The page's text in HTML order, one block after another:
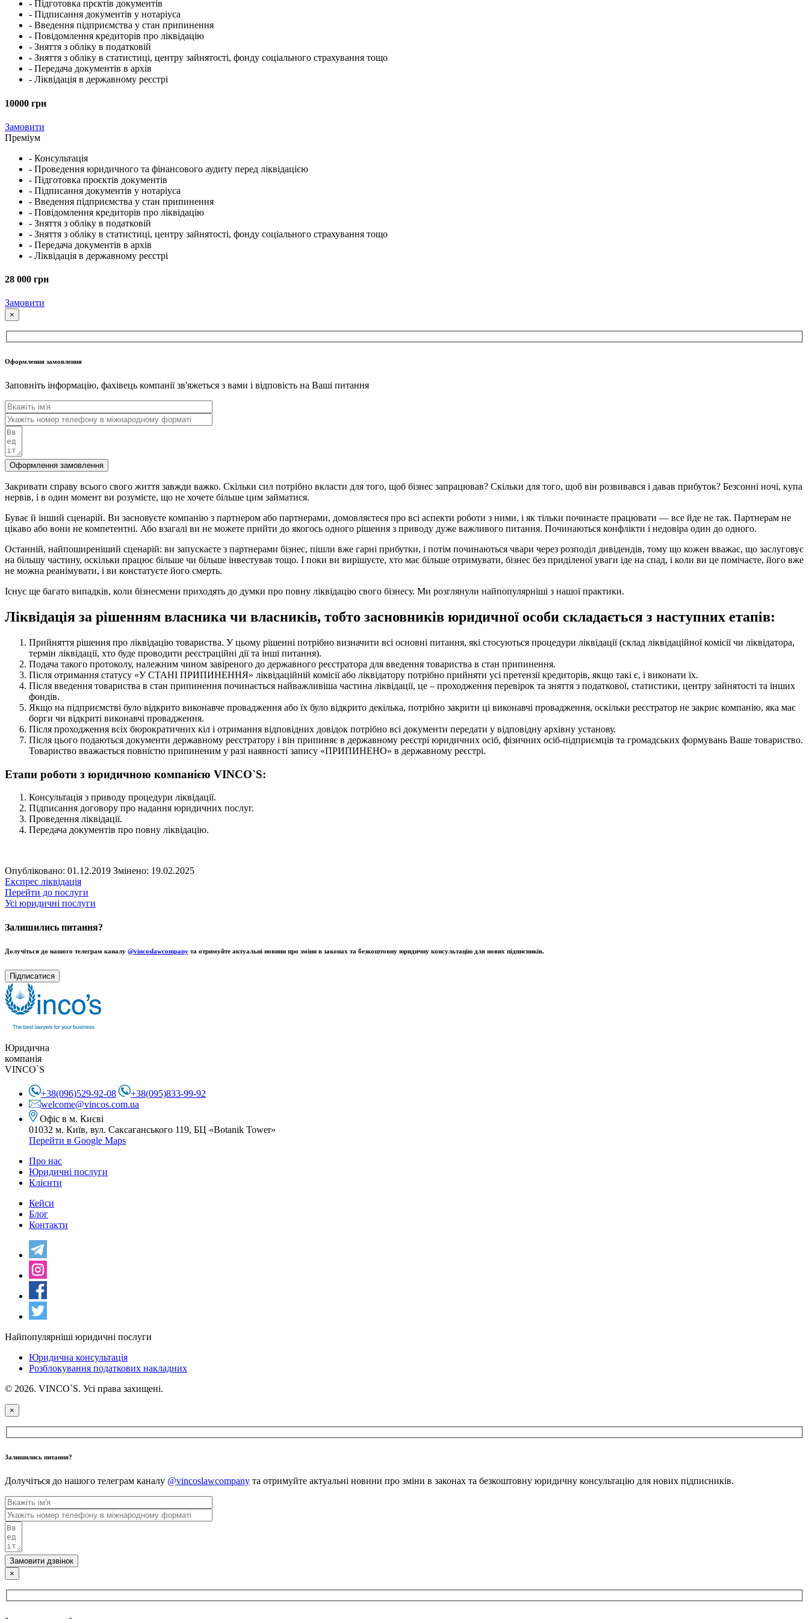
- Підготовка прєктів документів
- Підписання документів у нотаріуса
- Введення підприємства у стан припинення
- Повідомлення кредиторів про ліквідацію
- Зняття з обліку в податковій
- Зняття з обліку в статистиці, центру зайнятості, фонду соціального страхування тощо
- Передача документів в архів
- Ліквідація в державному реєстрі
10000 грн
Замовити
Преміум
- Консультація
- Проведення юридичного та фінансового аудиту перед ліквідацією
- Підготовка проєктів документів
- Підписання документів у нотаріуса
- Введення підприємства у стан припинення
- Повідомлення кредиторів про ліквідацію
- Зняття з обліку в податковій
- Зняття з обліку в статистиці, центру зайнятості, фонду соціального страхування тощо
- Передача документів в архів
- Ліквідація в державному реєстрі
28 000 грн
Замовити
×
Оформлення замовлення
Заповніть інформацію, фахівець компанії зв'яжеться з вами і відповість на Ваші питання
Оформлення замовлення
Закривати справу всього свого життя завжди важко. Скільки сил потрібно вкласти для того, щоб бізнес запрацював? Скільки для того, щоб він розвивався і давав прибуток? Безсонні ночі, купа
нервів, і в один момент ви розумієте, що не хочете більше цим займатися.
Буває й інший сценарій. Ви засновуєте компанію з партнером або партнерами, домовляєтеся про всі аспекти роботи з ними, і як тільки починаєте працювати — все йде не так. Партнерам не
цікаво або вони не компетентні. Або взагалі ви не можете прийти до якогось одного рішення з приводу дуже важливого питання. Починаються конфлікти і недовіра один до одного.
Останній, найпоширеніший сценарій: ви запускаєте з партнерами бізнес, пішли вже гарні прибутки, і потім починаються чвари через розподіл дивідендів, тому що кожен вважає, що заслуговує
на більшу частину, оскільки працює більше чи більше інвестував тощо. І поки ви вирішуєте, хто має більше отримувати, бізнес без приділеної уваги іде на спад, і коли ви це помічаєте, його вже
не можна реанімувати, і ви констатуєте його смерть.
Існує ще багато випадків, коли бізнесмени приходять до думки про повну ліквідацію свого бізнесу. Ми розглянули найпопулярніші з нашої практики.
Ліквідація за рішенням власника чи власників, тобто засновників юридичної особи складається з наступних етапів:
Прийняття рішення про ліквідацію товариства. У цьому рішенні потрібно визначити всі основні питання, які стосуються процедури ліквідації (склад ліквідаційної комісії чи ліквідатора,
термін ліквідації, хто буде проводити реєстраційні дії та інші питання).
Подача такого протоколу, належним чином завіреного до державного реєстратора для введення товариства в стан припинення.
Після отримання статусу «У СТАНІ ПРИПИНЕННЯ» ліквідаційній комісії або ліквідатору потрібно прийняти усі претензії кредиторів, якщо такі є, і виконати їх.
Після введення товариства в стан припинення починається найважливіша частина ліквідації, це – проходження перевірок та зняття з податкової, статистики, центру зайнятості та інших
фондів.
Якщо на підприємстві було відкрито виконавче провадження або їх було відкрито декілька, потрібно закрити ці виконавчі провадження, оскільки реєстратор не закриє компанію, яка має
борги чи відкриті виконавчі провадження.
Після проходження всіх бюрократичних кіл і отримання відповідних довідок потрібно всі документи передати у відповідну архівну установу.
Після цього подаються документи державному реєстратору і він припиняє в державному реєстрі юридичних осіб, фізичних осіб-підприємців та громадських формувань Ваше товариство.
Товариство вважається повністю припиненим у разі наявності запису «ПРИПИНЕНО» в державному реєстрі.
Етапи роботи з юридичною компанією VINCO`S:
Консультація з приводу процедури ліквідації.
Підписання договору про надання юридичних послуг.
Проведення ліквідації.
Передача документів про повну ліквідацію.
Опубліковано: 01.12.2019 Змінено: 19.02.2025
Експрес ліквідація
Перейти до послуги
Усі юридичні послуги
Залишились питання?
Долучіться до нашого телеграм каналу @vincoslawcompany та отримуйте актуальні новини про зміни в законах та безкоштовну юридичну консультацію для нових підписників.
Підписатися
Юридична
компанія
VINCO`S
+38(096)529-92-08
+38(095)833-99-92
welcome@vincos.com.ua
Офіс в м. Києві
01032 м. Київ, вул. Саксаганського 119, БЦ «Botanik Tower»
Перейти в Google Maps
Про нас
Юридичні послуги
Клієнти
Кейси
Блог
Контакти
Найпопулярніші юридичні послуги
Юридична консультація
Розблокування податкових накладних
© 2026. VINCO`S. Усі права захищені.
×
Залишились питання?
Долучіться до нашого телеграм каналу @vincoslawcompany та отримуйте актуальні новини про зміни в законах та безкоштовну юридичну консультацію для нових підписників.
Замовити дзвінок
×